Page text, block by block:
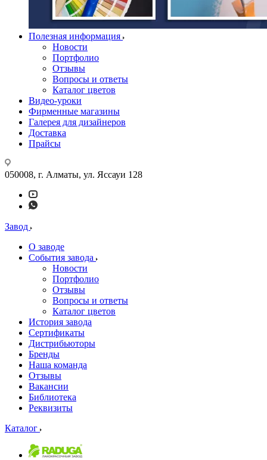
Полезная информация
Новости
Портфолио
Отзывы
Вопросы и ответы
Каталог цветов
Видео-уроки
Фирменные магазины
Галерея для дизайнеров
Доставка
Прайсы
050008, г. Алматы, ул. Яссауи 128
Завод
О заводе
События завода
Новости
Портфолио
Отзывы
Вопросы и ответы
Каталог цветов
История завода
Сертификаты
Дистрибьюторы
Бренды
Наша команда
Отзывы
Вакансии
Библиотека
Реквизиты
Каталог